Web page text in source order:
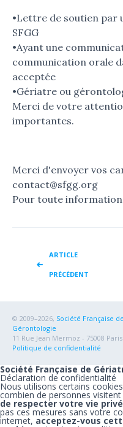
•Lettre de soutien par
SFGG
•Ayant une
communication orale
acceptée
•Gériatre ou
Merci de votre
importantes.
Merci d'envoyer vos
contact@sfgg.org
Pour toute
ARTICLE
PRÉCÉDENT
© 2009–2026, Société Française
Gérontologie
11 Rue Jean Mermoz - 75008 Paris
Politique de confidentialité
Société Française de
Déclaration de confidentialité
Nous utilisons certains
combien de personnes
de respecter votre vie
pas ces mesures sans votre
internet, acceptez-vous